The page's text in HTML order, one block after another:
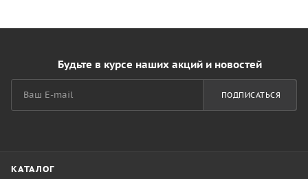
Будьте в курсе наших акций и новостей
ПОДПИСАТЬСЯ
КАТАЛОГ